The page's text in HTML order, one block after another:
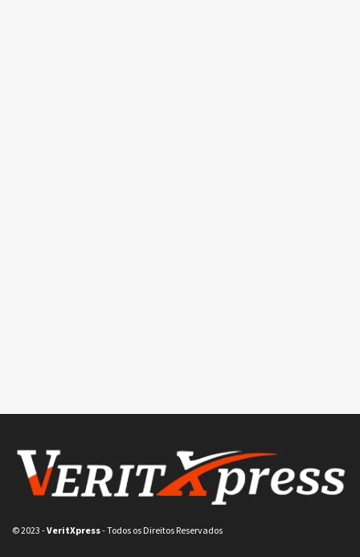
© 2023 -VeritXpress- Todos os Direitos Reservados